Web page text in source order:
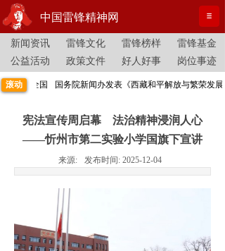
中国雷锋精神网
新闻资讯 雷锋文化 雷锋榜样
雷锋基金
公益活动
政策文件 好人好事 岗位事迹
滚动
李走向全国 国务院新闻办发表《西藏和平解放与繁荣发展
宪法宣传周启幕 法治精神浸润人心
——忻州市第二实验小学国旗下宣讲
来源: 发布时间: 2025-12-04